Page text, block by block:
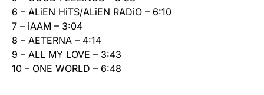
6 – ALiEN HiTS/ALiEN RADiO – 6:10
7 – iAAM – 3:04
8 – AETERNA – 4:14
9 – ALL MY LOVE – 3:43
10 – ONE WORLD – 6:48